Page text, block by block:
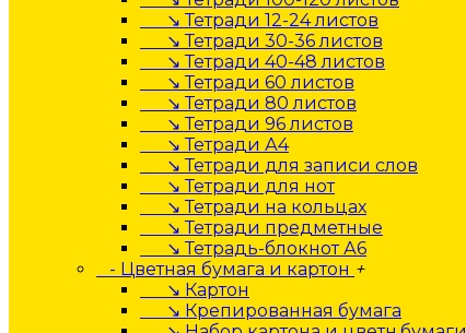
↘ Тетради 12-24 листов
↘ Тетради 30-36 листов
↘ Тетради 40-48 листов
↘ Тетради 60 листов
↘ Тетради 80 листов
↘ Тетради 96 листов
↘ Тетради А4
↘ Тетради для записи слов
↘ Тетради для нот
↘ Тетради на кольцах
↘ Тетради предметные
↘ Тетрадь-блокнот А6
- Цветная бумага и картон +
↘ Картон
↘ Крепированная бумага